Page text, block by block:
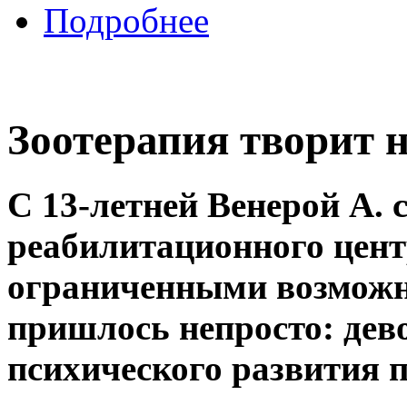
Подробнее
Зоотерапия творит
С 13-летней Венерой А.
реабилитационного
ограниченными
пришлось непросто:
психического развития